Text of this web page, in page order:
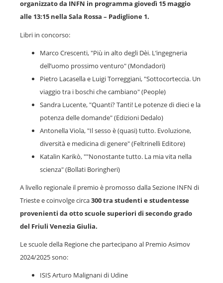
organizzato da INFN in programma giovedì 15 maggio
alle 13:15 nella Sala Rossa – Padiglione 1.
Libri in concorso:
Marco Crescenti, "Più in alto degli Dèi. L’ingegneria
dell’uomo prossimo venturo" (Mondadori)
Pietro Lacasella e Luigi Torreggiani, "Sottocorteccia. Un
viaggio tra i boschi che cambiano" (People)
Sandra Lucente, "Quanti? Tanti! Le potenze di dieci e la
potenza delle domande" (Edizioni Dedalo)
Antonella Viola, "Il sesso è (quasi) tutto. Evoluzione,
diversità e medicina di genere" (Feltrinelli Editore)
Katalin Karikò, ""Nonostante tutto. La mia vita nella
scienza" (Bollati Boringheri)
A livello regionale il premio è promosso dalla Sezione INFN di
Trieste e coinvolge circa300 tra studenti e studentesse
provenienti da otto scuole superiori di secondo grado
del Friuli Venezia Giulia.
Le scuole della Regione che partecipano al Premio Asimov
2024/2025 sono:
ISIS Arturo Malignani di Udine